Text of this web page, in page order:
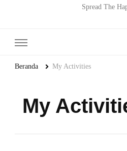
Spread The
Beranda My Activities
My